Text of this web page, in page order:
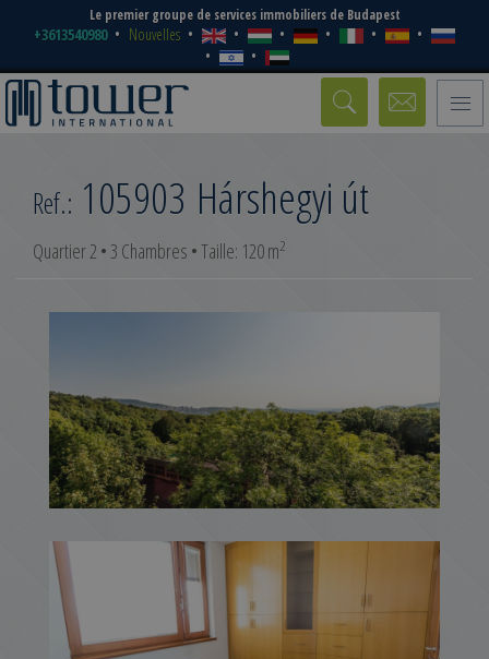
Le premier groupe de services immobiliers de Budapest
+3613540980 Nouvelles
Toggle
Hárshegyi út
Ref.: 105903
Quartier 2 • 3 Chambres • Taille: 120 m2